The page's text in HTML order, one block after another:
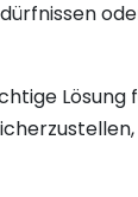
Lösung